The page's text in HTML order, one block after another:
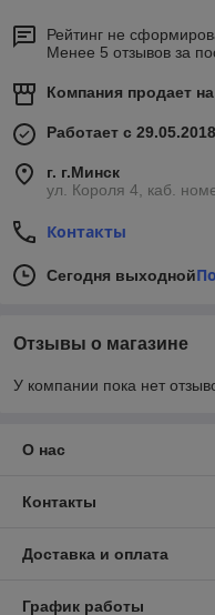
Рейтинг не
Менее 5 отзывов за
Компания продает на
Работает с 29.05.2018
г. г.Минск
ул. Короля 4, каб.
Контакты
Сегодня выходной
Отзывы о магазине
У компании пока нет
О нас
Контакты
Доставка и оплата
График работы